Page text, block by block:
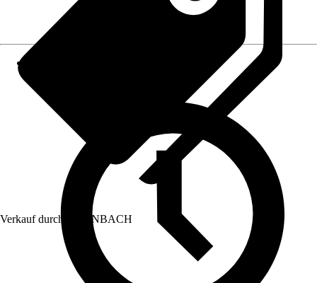
Verkauf durch: HORNBACH